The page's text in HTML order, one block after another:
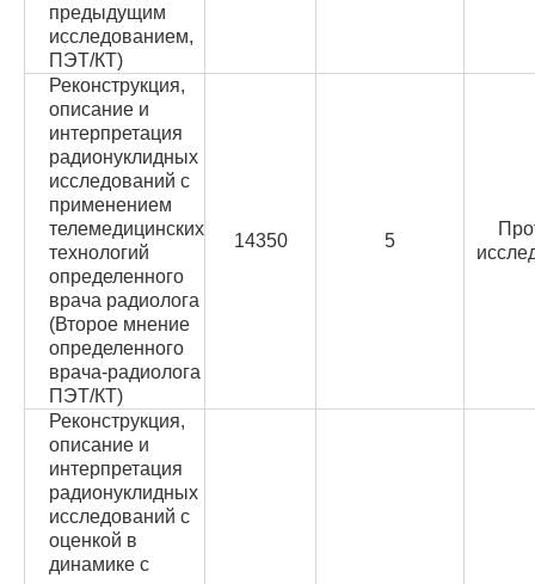
предыдущим
исследованием,
ПЭТ/КТ)
Реконструкция,
описание и
интерпретация
радионуклидных
исследований с
применением
телемедицинских
технологий
определенного
врача радиолога
(Второе мнение
определенного
врача-радиолога
ПЭТ/КТ)
14350 5
Реконструкция,
описание и
интерпретация
радионуклидных
исследований с
оценкой в
динамике с